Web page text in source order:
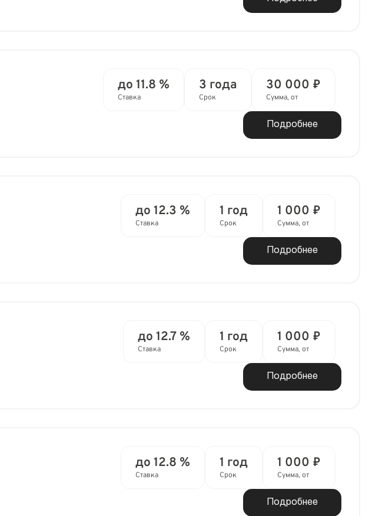
до 11.8 %
Ставка
3 года
Срок
30 000 ₽
Сумма, от
Подробнее
до 12.3 %
Ставка
1 год
Срок
1 000 ₽
Сумма, от
Подробнее
до 12.7 %
Ставка
1 год
Срок
1 000 ₽
Сумма, от
Подробнее
до 12.8 %
Ставка
1 год
Срок
1 000 ₽
Сумма, от
Подробнее